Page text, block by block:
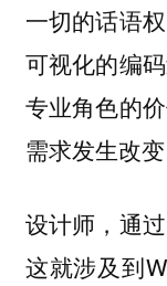
一切的话语
可视化的编
专业角色的
需求发生改变
设计师，通
这就涉及到